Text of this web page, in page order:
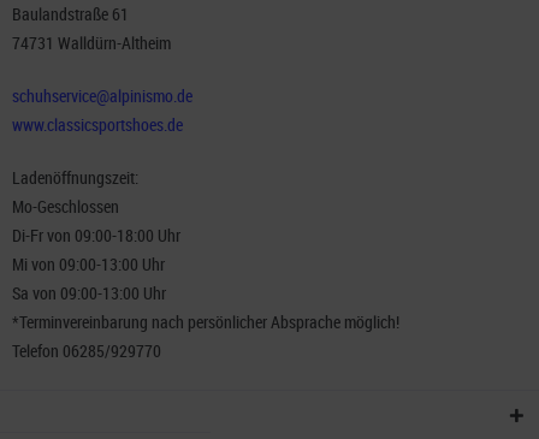
Baulandstraße 61
74731 Walldürn-Altheim
schuhservice@alpinismo.de
www.classicsportshoes.de
Ladenöffnungszeit:
Mo-Geschlossen
Di-Fr von 09:00-18:00 Uhr
Mi von 09:00-13:00 Uhr
Sa von 09:00-13:00 Uhr
*Terminvereinbarung nach persönlicher Absprache möglich!
Telefon 06285/929770